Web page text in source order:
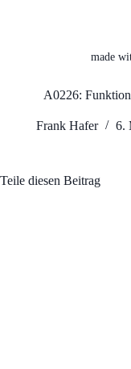
made
A0226:
Frank Hafer 6.
Teile diesen Beitrag